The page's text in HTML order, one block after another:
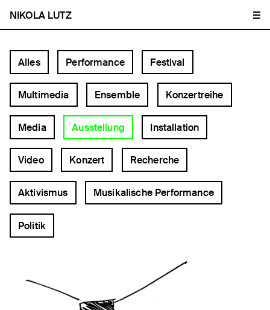
NIKOLA LUTZ
Alles Performance Festival
Multimedia Ensemble Konzertreihe
Media Ausstellung Installation
Video Konzert Recherche
Aktivismus Musikalische Performance
Politik